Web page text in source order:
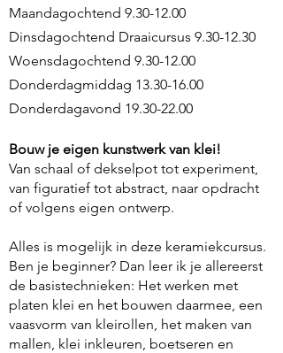
Maandagochtend 9.30-12.00
Dinsdagochtend Draaicursus 9.30-12.30
Woensdagochtend 9.30-12.00
Donderdagmiddag 13.30-16.00
Donderdagavond 19.30-22.00
Bouw je eigen kunstwerk van klei!
Van schaal of dekselpot tot experiment,
van figuratief tot abstract, naar opdracht
of volgens eigen ontwerp.
Alles is mogelijk in deze keramiekcursus.
Ben je beginner? Dan leer ik je allereerst
de basistechnieken: Het werken met
platen klei en het bouwen daarmee, een
vaasvorm van kleirollen, het maken van
mallen, klei inkleuren, boetseren en